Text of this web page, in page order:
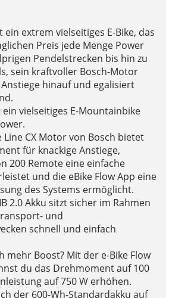
ein extrem vielseitiges E-Bike, das
Preis jede Menge Power
Pendelstrecken bis hin zu
sein kraftvoller Bosch-Motor
hinauf und egalisiert
ein vielseitiges E-Mountainbike
CX Motor von Bosch bietet
für knackige Anstiege,
200 Remote eine einfache
und die eBike Flow App eine
des Systems ermöglicht.
2.0 Akku sitzt sicher im Rahmen
und
schnell und einfach
mehr Boost? Mit der e-Bike Flow
du das Drehmoment auf 100
auf 750 W erhöhen.
der 600-Wh-Standardakku auf